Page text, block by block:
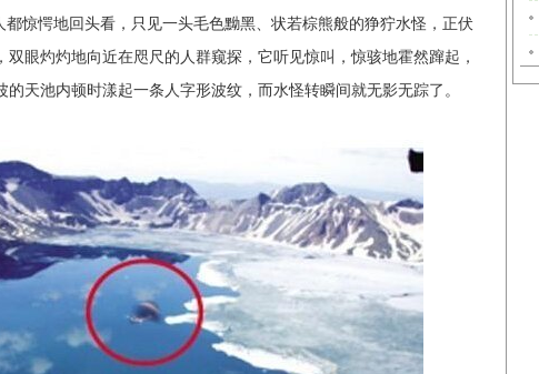
惊愕地回头看，只见一头毛色黝黑、状若棕熊般的狰狞水怪，正伏
双眼灼灼地向近在咫尺的人群窥探，它听见惊叫，惊骇地霍然蹿起，
天池内顿时漾起一条人字形波纹，而水怪转瞬间就无影无踪了。